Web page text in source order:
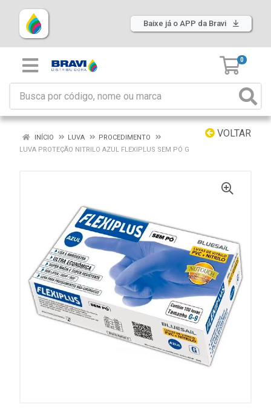
Baixe já o APP da Bravi
0
VOLTAR
INÍCIO LUVA
PROCEDIMENTO
LUVA PROTEÇÃO NITRILO AZUL FLEXIPLUS SEM PÓ G